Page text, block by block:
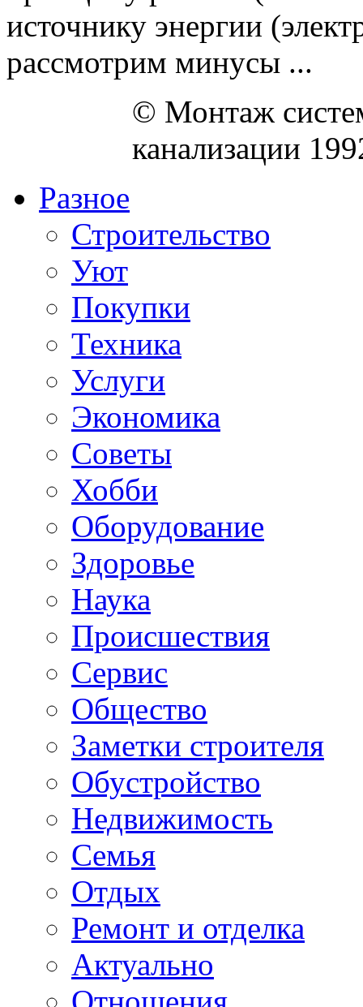
источнику энергии
рассмотрим минусы ...
© Монтаж
канализации
Разное
Строительство
Уют
Покупки
Техника
Услуги
Экономика
Советы
Хобби
Oборудование
Здоровье
Наука
Происшествия
Сервис
Общество
Заметки строителя
Обустройство
Недвижимость
Семья
Отдых
Ремонт и отделка
Актуально